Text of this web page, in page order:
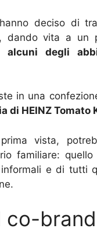
deciso di
dando vita a un
alcuni degli
in una
di HEINZ Tomato
vista,
familiare:
e di tutti
co-